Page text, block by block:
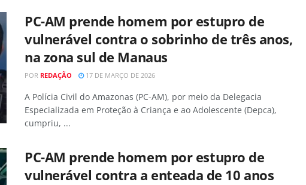
PC-AM prende homem por estupro de
vulnerável contra o sobrinho de três anos,
na zona sul de Manaus
POR REDAÇÃO 17 DE MARÇO DE 2026
A Polícia Civil do Amazonas (PC-AM), por meio da Delegacia
Especializada em Proteção à Criança e ao Adolescente (Depca),
cumpriu, ...
PC-AM prende homem por estupro de
vulnerável contra a enteada de 10 anos